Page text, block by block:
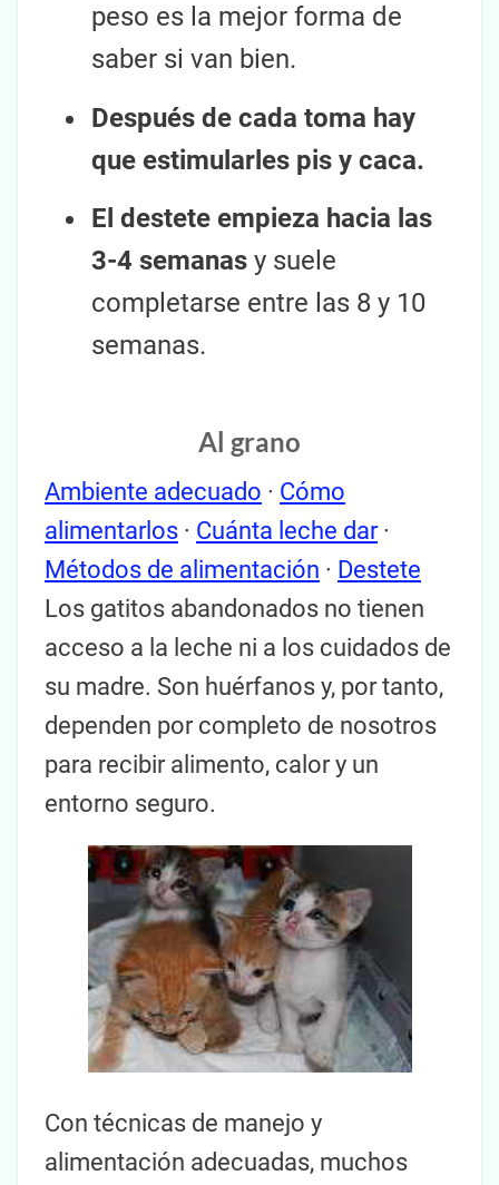
peso es la mejor forma de
saber si van bien.
Después de cada toma hay
que estimularles pis y caca.
El destete empieza hacia las
3-4 semanas y suele
completarse entre las 8 y 10
semanas.
Al grano
Ambiente adecuado · Cómo
alimentarlos · Cuánta leche dar·
Métodos de alimentación · Destete
Los gatitos abandonados no tienen
acceso a la leche ni a los cuidados de
su madre. Son huérfanos y, por tanto,
dependen por completo de nosotros
para recibir alimento, calor y un
entorno seguro.
Con técnicas de manejo y
alimentación adecuadas, muchos